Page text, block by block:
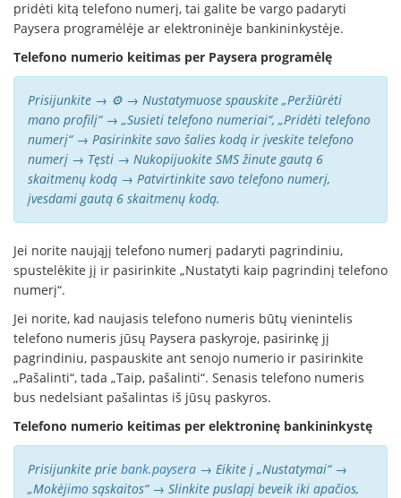
pridėti kitą telefono numerį, tai galite be vargo padaryti
Paysera programėlėje ar elektroninėje bankininkystėje.
Telefono numerio keitimas per Paysera programėlę
Prisijunkite → ⚙️ → Nustatymuose spauskite „Peržiūrėti
mano profilį“ → „Susieti telefono numeriai“, „Pridėti telefono
numerį“ → Pasirinkite savo šalies kodą ir įveskite telefono
numerį → Tęsti → Nukopijuokite SMS žinute gautą 6
skaitmenų kodą → Patvirtinkite savo telefono numerį,
įvesdami gautą 6 skaitmenų kodą.
Jei norite naująjį telefono numerį padaryti pagrindiniu,
spustelėkite jį ir pasirinkite „Nustatyti kaip pagrindinį telefono
numerį“.
Jei norite, kad naujasis telefono numeris būtų vienintelis
telefono numeris jūsų Paysera paskyroje, pasirinkę jį
pagrindiniu, paspauskite ant senojo numerio ir pasirinkite
„Pašalinti“, tada „Taip, pašalinti“. Senasis telefono numeris
bus nedelsiant pašalintas iš jūsų paskyros.
Telefono numerio keitimas per elektroninę bankininkystę
Prisijunkite prie bank.paysera → Eikite į „Nustatymai“ →
„Mokėjimo sąskaitos“ → Slinkite puslapį beveik iki apačios,